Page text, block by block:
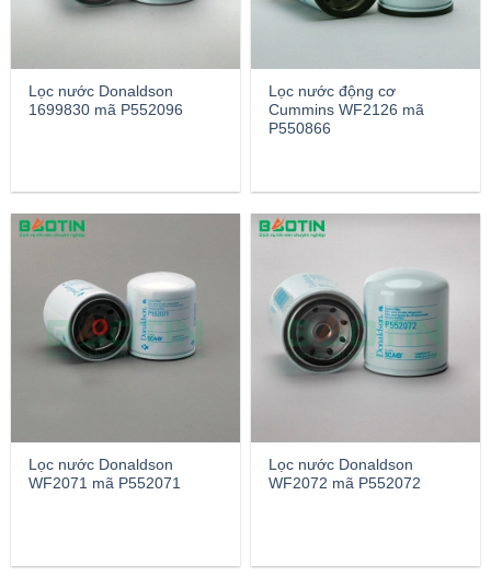
Lọc nước Donaldson
1699830 mã P552096
Lọc nước động cơ
Cummins WF2126 mã
P550866
Lọc nước Donaldson
WF2071 mã P552071
Lọc nước Donaldson
WF2072 mã P552072